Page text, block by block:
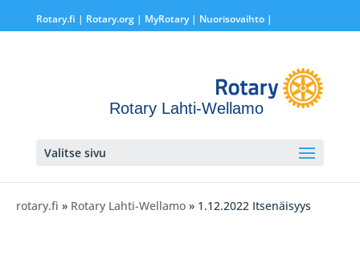
Rotary.fi | Rotary.org| MyRotary | Nuorisovaihto|
Rotary Lahti-Wellamo
Valitse sivu
rotary.fi » Rotary Lahti-Wellamo » 1.12.2022 Itsenäisyys